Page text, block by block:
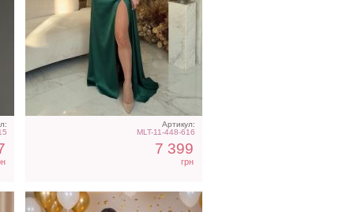
Артикул:
MLT-11-448-616
7 399
грн
Облегающее вечернее
платье черного цвета с
открытой спиной